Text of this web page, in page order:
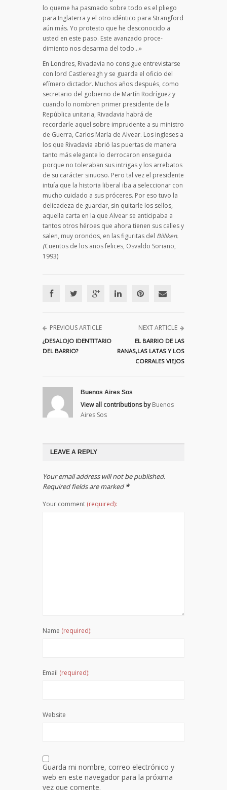
lo queme ha pasmado sobre todo es el pliego
para Inglaterra y el otro idéntico para Strangford
aún más. Yo protesto que he desconocido a
usted en este paso. Este avanzado proce­
dimiento nos desarma del todo…»
En Londres, Rivadavia no consigue entrevistarse
con lord Castlereagh y se guarda el oficio del
efímero dictador. Muchos años después, como
secretario del gobierno de Martín Rodríguez y
cuando lo nombren primer presidente de la
República unitaria, Rivadavia habrá de
recordarle aquel sobre imprudente a su ministro
de Guerra, Carlos María de Alvear. Los ingleses a
los que Rivadavia abrió las puertas de manera
tanto más elegante lo derrocaron enseguida
porque no toleraban sus intrigas y los arrebatos
de su carácter sinuoso. Pero tal vez el presidente
intuía que la historia liberal iba a seleccionar con
mucho cuidado a sus próceres. Por eso tuvo la
delicadeza de guardar, sin quitarle los sellos,
aquella carta en la que Alvear se anticipaba a
tantos otros héroes que ahora tienen sus calles y
salen, muy orondos, en las figuritas del Billiken.
(Cuentos de los años felices, Osvaldo Soriano,
1993)
PREVIOUS ARTICLE
¿DESALOJO IDENTITARIO
DEL BARRIO?
NEXT ARTICLE
EL BARRIO DE LAS
RANAS,LAS LATAS Y LOS
CORRALES VIEJOS
Buenos Aires Sos
View all contributions by Buenos
Aires Sos
LEAVE A REPLY
Your email address will not be published.
Required fields are marked*
Your comment (required):
Name (required):
Email (required):
Website
Guarda mi nombre, correo electrónico y
web en este navegador para la próxima
vez que comente.